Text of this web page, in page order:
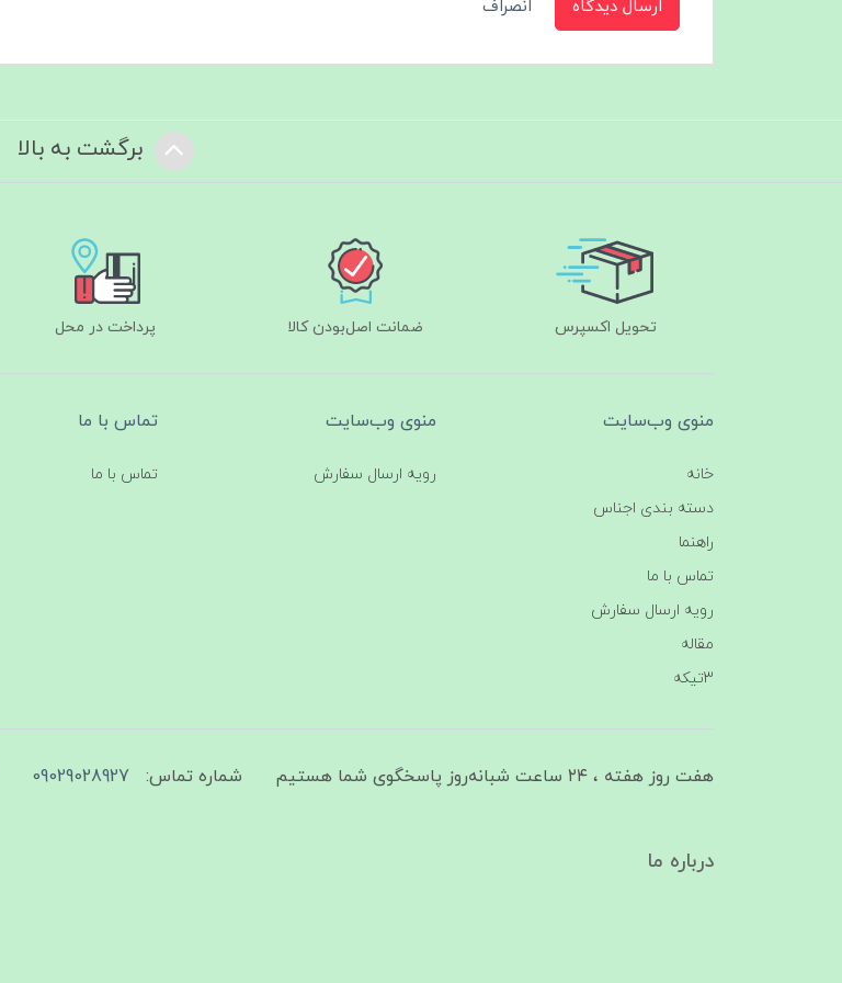
ارسال دیدگاه انصراف
برگشت به بالا
تحویل اکسپرس ضمانت اصل‌بودن کالا پرداخت در محل
منوی وب‌سایت
خانه
دسته بندی اجناس
راهنما
تماس با ما
رویه ارسال سفارش
مقاله
3تیکه
منوی وب‌سایت
رویه ارسال سفارش
تماس با ما
تماس با ما
هفت روز هفته ، ۲۴ ساعت شبانه‌روز پاسخگوی شما هستیم شماره تماس: 09029028927
درباره ما